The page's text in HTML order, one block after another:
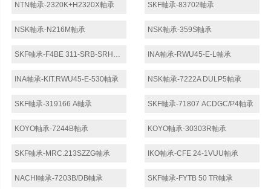
NTN軸承-2320K+H2320X軸承 SKF軸承-83702軸承
NSK軸承-N216M軸承 NSK軸承-359S軸承
SKF軸承-F4BE 311-SRB-SRH軸承 INA軸承-RWU45-E-L軸承
INA軸承-KIT.RWU45-E-530軸承 NSK軸承-7222A DULP5軸承
SKF軸承-319166 A軸承 SKF軸承-71807 ACDGC/P4軸承
KOYO軸承-7244B軸承 KOYO軸承-30303R軸承
SKF軸承-MRC.213SZZG軸承 IKO軸承-CFE 24-1VUU軸承
NACHI軸承-7203B/DB軸承 SKF軸承-FYTB 50 TR軸承